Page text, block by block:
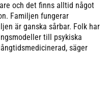
och det finns alltid något
Familjen fungerar
är ganska sårbar. Folk har
till psykiska
säger